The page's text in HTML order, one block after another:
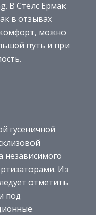
В Стелс Ермак
в отзывах
можно
путь и при
гусеничной
независимого
Из
отметить
под